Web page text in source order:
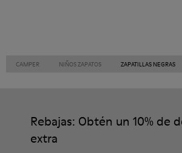
CAMPER NIÑOS ZAPATOS ZAPATILLAS NEGRAS
Rebajas: Obtén un 10% de
extra